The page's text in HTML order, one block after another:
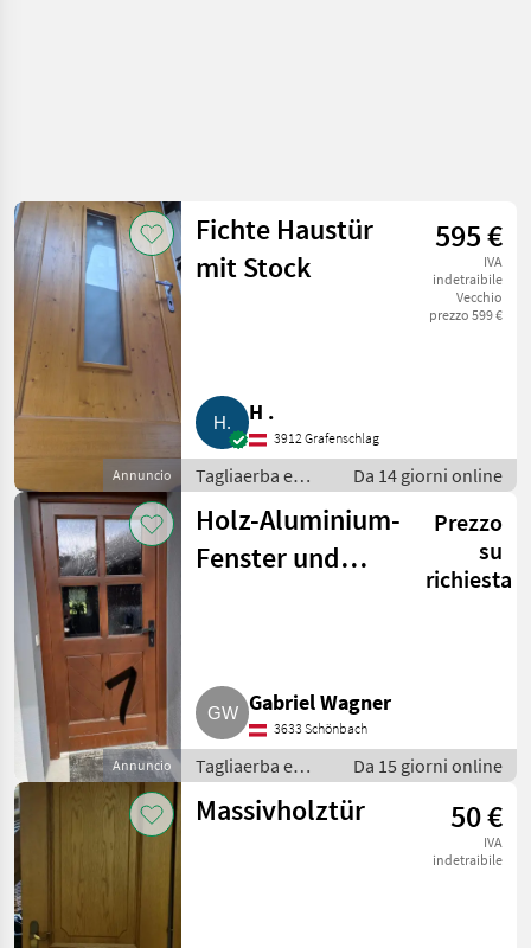
Annuncio
Fichte Haustür
mit Stock
595 €
IVA
indetraibile
Vecchio
prezzo 599 €
H .
3912 Grafenschlag
Tagliaerba e
macchine da
giardinaggio /
Porte e finestre
Da 14 giorni online
Annuncio
Holz-Aluminium-
Fenster und
Prezzo
su
richiesta
Gabriel Wagner
3633 Schönbach
Tagliaerba e
macchine da
giardinaggio /
Da 15 giorni online
Massivholztür 50 €
IVA
indetraibile